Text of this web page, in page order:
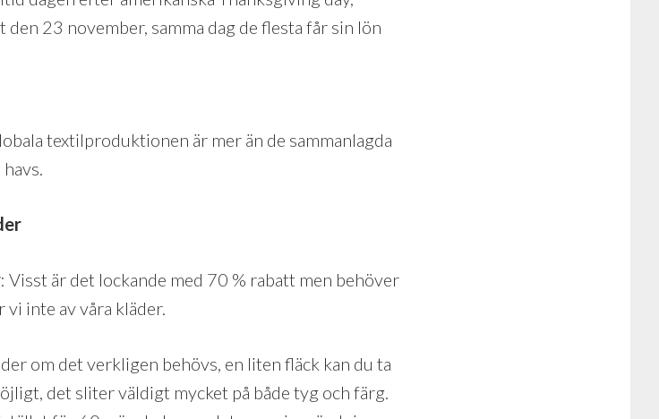
23 november, samma dag de flesta får sin lön
textilproduktionen är mer än de sammanlagda
: Visst är det lockande med 70 % rabatt men behöver
inte av våra kläder.
om det verkligen behövs, en liten fläck kan du ta
det sliter väldigt mycket på både tyg och färg.